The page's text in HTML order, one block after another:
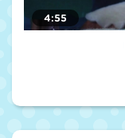
4:55